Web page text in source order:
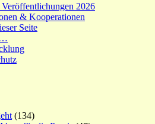
2026
& Kooperationen
Seite
(134)